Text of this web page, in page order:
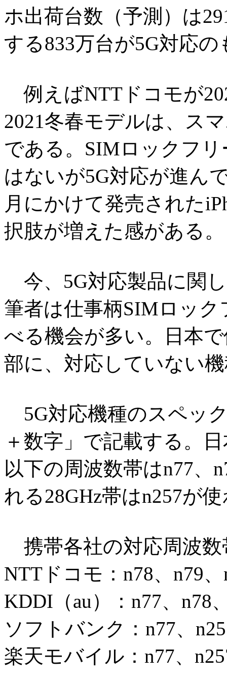
ホ出荷台数（予測）は
する833万台が5G対応
例えばNTTドコモが
2021冬春モデルは、ス
である。SIMロックフ
はないが5G対応が進ん
月にかけて発売された
択肢が増えた感がある。
今、5G対応製品に関
筆者は仕事柄SIMロッ
べる機会が多い。日本
部に、対応していない
5G対応機種のスペッ
＋数字」で記載する。
以下の周波数帯はn77、
れる28GHz帯はn257が
携帯各社の対応周波数
NTTドコモ：n78、n79、
KDDI（au）：n77、n78
ソフトバンク：n77、
楽天モバイル：n77、